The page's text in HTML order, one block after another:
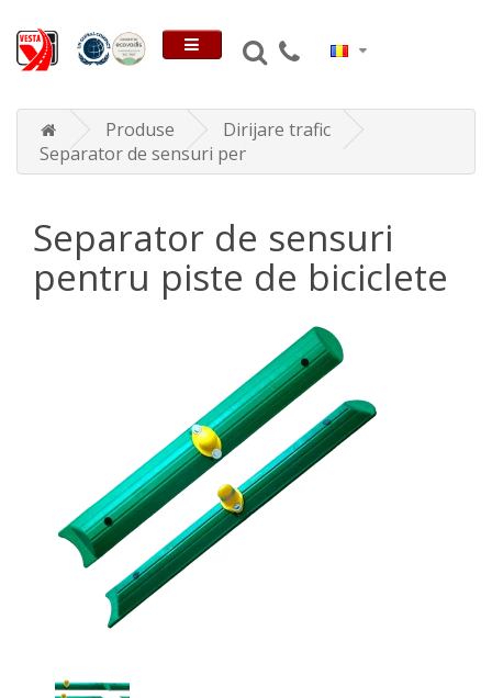
Produse
Dirijare trafic
Separator de sensuri pentru piste de biciclete
Separator de sensuri
pentru piste de biciclete